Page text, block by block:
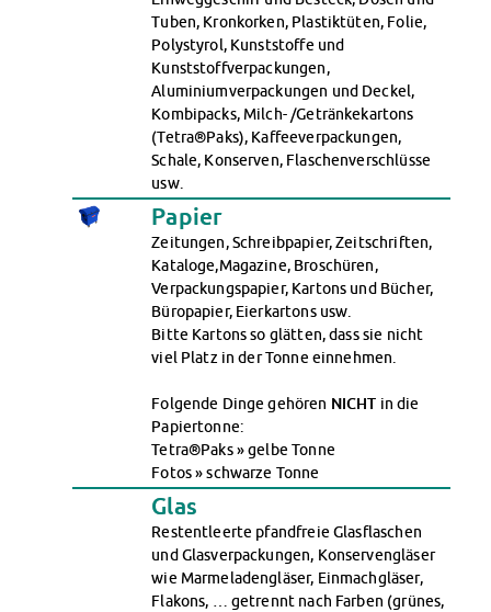
Datenschutzerklärung
Erklärung zur Barrierefreiheit
Tuben, Kronkorken, Plastiktüten, Folie,
Polystyrol, Kunststoffe und
Kunststoffverpackungen,
Aluminiumverpackungen und Deckel,
Kombipacks, Milch- /Getränkekartons
(Tetra®Paks), Kaffeeverpackungen,
Schale, Konserven, Flaschenverschlüsse
usw.
Papier
Zeitungen, Schreibpapier, Zeitschriften,
Kataloge,Magazine, Broschüren,
Verpackungspapier, Kartons und Bücher,
Büropapier, Eierkartons usw.
Bitte Kartons so glätten, dass sie nicht
viel Platz in der Tonne einnehmen.
Folgende Dinge gehören NICHT in die
Papiertonne:
Tetra®Paks » gelbe Tonne
Fotos » schwarze Tonne
Glas
Restentleerte pfandfreie Glasflaschen
und Glasverpackungen, Konservengläser
wie Marmeladengläser, Einmachgläser,
Flakons, … getrennt nach Farben (grünes,